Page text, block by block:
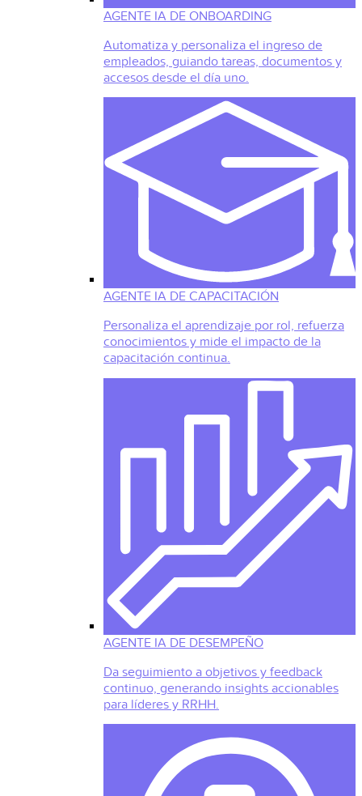
AGENTE IA DE ONBOARDING
Automatiza y personaliza el ingreso de
empleados, guiando tareas, documentos y
accesos desde el día uno.
AGENTE IA DE CAPACITACIÓN
Personaliza el aprendizaje por rol, refuerza
conocimientos y mide el impacto de la
capacitación continua.
AGENTE IA DE DESEMPEÑO
Da seguimiento a objetivos y feedback
continuo, generando insights accionables
para líderes y RRHH.